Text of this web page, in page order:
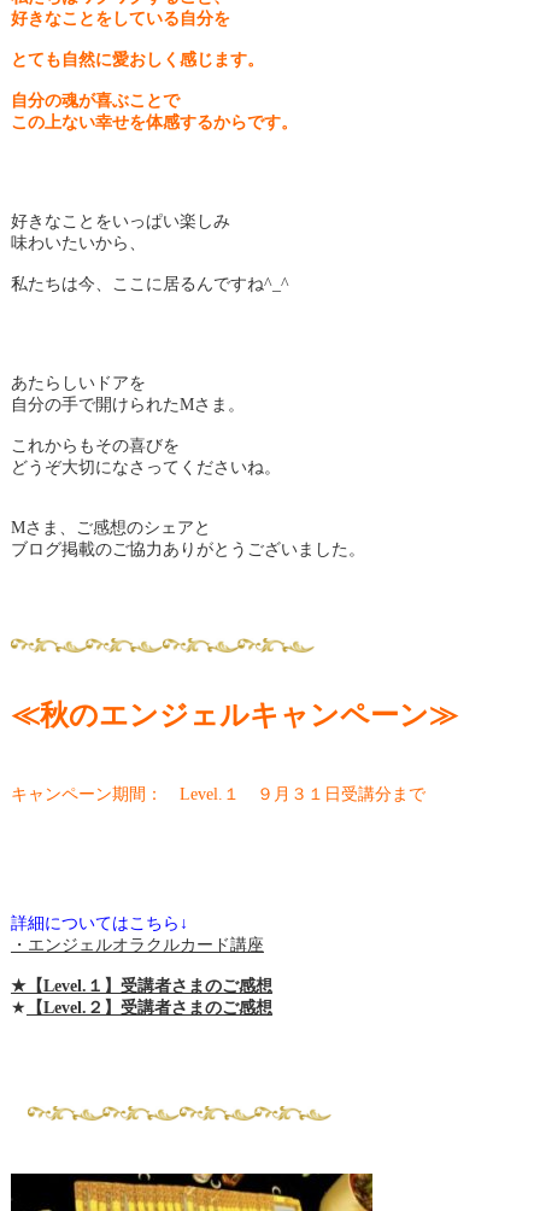
好きなことをしている 自分を
とても自然に愛おしく感じます。
自分の魂が喜ぶことで
この上ない幸せを体感するからです。
好きなことをいっぱい楽しみ
味わいたいから、
私たちは今、ここに居るんですね^_^
あたらしいドアを
自分の手で開けられたMさま。
これからもその喜びを
どうぞ大切になさってくださいね。
Mさま、ご感想のシェアと
ブログ掲載のご協力ありがとうございました。
≪秋のエンジェルキャンペーン≫
キャンペーン期間： Level.１ ９月３１日受講分まで
詳細についてはこちら↓
・エンジェルオラクルカード講座
★【Level.１】受講者さまのご感想
★
【Level.２】受講者さまのご感想